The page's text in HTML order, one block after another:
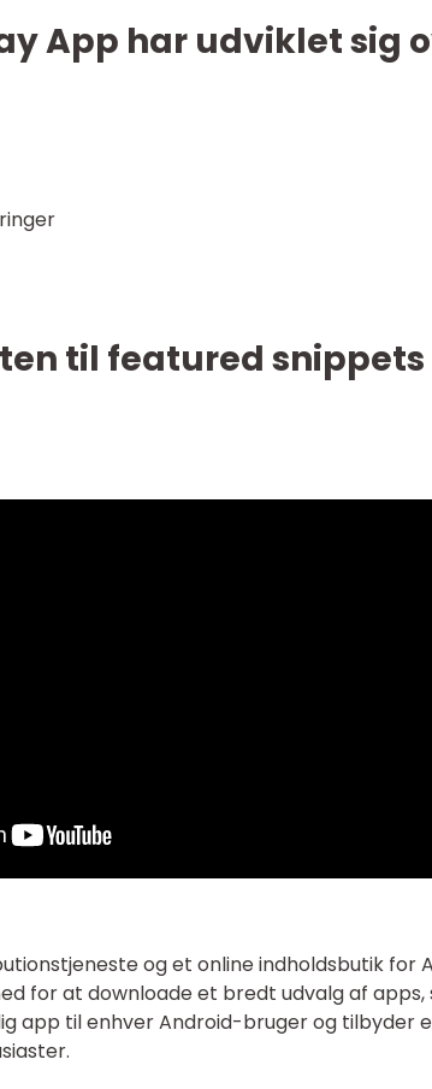
App har udviklet sig
til featured snippets
og et online indholdsbutik for
for at downloade et bredt udvalg af apps,
app til enhver Android-bruger og tilbyder